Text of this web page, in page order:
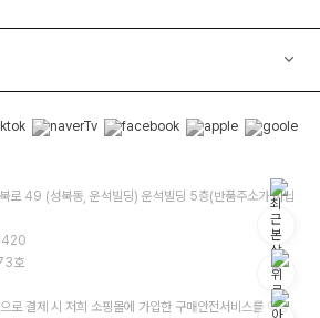
로 49 (성북동, 운석빌딩) 운석빌딩 5층(반품주소가 아닙
호
로 결제 시 저희 소핑몰에 가입한 구매안전서비스를 이용